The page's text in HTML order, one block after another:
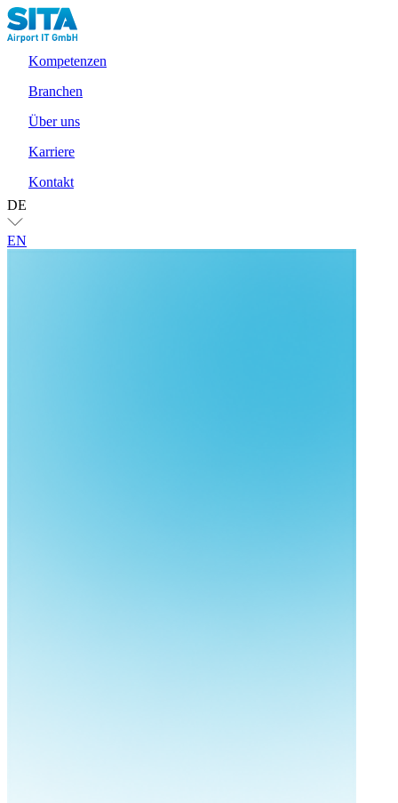
Kompetenzen
Branchen
Über uns
Karriere
Kontakt
DE
EN